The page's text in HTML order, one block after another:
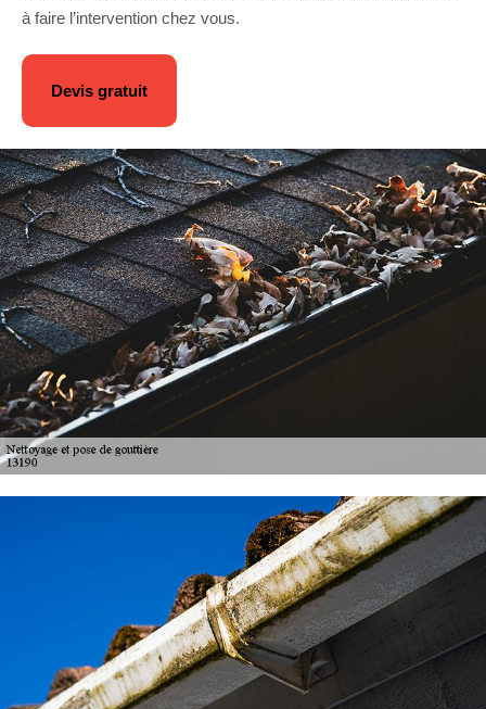
à faire l’intervention chez vous.
Devis gratuit